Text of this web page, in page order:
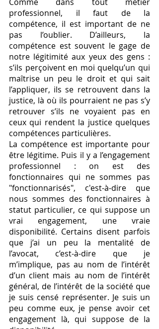
professionnel, il faut de la
compétence, il est important de ne
pas l’oublier. D’ailleurs, la
compétence est souvent le gage de
notre légitimité aux yeux des gens :
s’ils perçoivent en moi quelqu’un qui
maîtrise un peu le droit et qui sait
l’appliquer, ils se retrouvent dans la
justice, là où ils pourraient ne pas s’y
retrouver s’ils ne voyaient pas en
ceux qui rendent la justice quelques
compétences particulières.
La compétence est importante pour
être légitime. Puis il y a l’engagement
professionnel : on est des
fonctionnaires qui ne sommes pas
"fonctionnarisés", c'est-à-dire que
nous sommes des fonctionnaires à
statut particulier, ce qui suppose un
vrai engagement, une vraie
disponibilité. Certains disent parfois
que j’ai un peu la mentalité de
l’avocat, c’est-à-dire que je
m’implique, pas au nom de l’intérêt
d’un client mais au nom de l’intérêt
général, de l’intérêt de la société que
je suis censé représenter. Je suis un
peu comme eux, je pense avoir cet
engagement là, qui suppose de la